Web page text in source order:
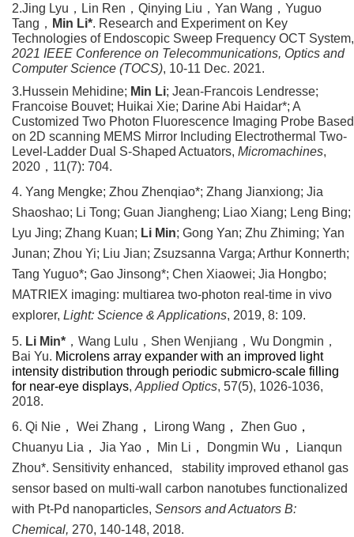
2.Jing Lyu ， Lin Ren ， Qinying Liu ， Yan Wang ， Yuguo
Tang ， Min Li*. Research and Experiment on Key
Technologies of Endoscopic Sweep Frequency OCT System,
2021 IEEE Conference on Telecommunications, Optics and
Computer Science (TOCS), 10-11 Dec. 2021.
3.Hussein Mehidine; Min Li; Jean-Francois Lendresse;
Francoise Bouvet; Huikai Xie; Darine Abi Haidar*; A
Customized Two Photon Fluorescence Imaging Probe Based
on 2D scanning MEMS Mirror Including Electrothermal Two-
Level-Ladder Dual S-Shaped Actuators, Micromachines,
2020 ， 11(7): 704.
4. Yang Mengke; Zhou Zhenqiao*; Zhang Jianxiong; Jia
Shaoshao; Li Tong; Guan Jiangheng; Liao Xiang; Leng Bing;
Lyu Jing; Zhang Kuan; Li Min; Gong Yan; Zhu Zhiming; Yan
Junan; Zhou Yi; Liu Jian; Zsuzsanna Varga; Arthur Konnerth;
Tang Yuguo*; Gao Jinsong*; Chen Xiaowei; Jia Hongbo;
MATRIEX imaging: multiarea two-photon real-time in vivo
explorer, Light: Science & Applications, 2019, 8: 109.
5. Li Min* ， Wang Lulu ， Shen Wenjiang ， Wu Dongmin ，
Bai Yu. Microlens array expander with an improved light
intensity distribution through periodic submicro-scale filling
for near-eye displays, Applied Optics, 57(5), 1026-1036,
2018.
6. Qi Nie ， Wei Zhang ， Lirong Wang ， Zhen Guo ，
Chuanyu Lia ， Jia Yao ， Min Li ， Dongmin Wu ，
Lianqun
Zhou*. Sensitivity enhanced, stability improved ethanol gas
sensor based on multi-wall carbon nanotubes functionalized
with Pt-Pd nanoparticles, Sensors and Actuators B:
Chemical, 270, 140-148, 2018.